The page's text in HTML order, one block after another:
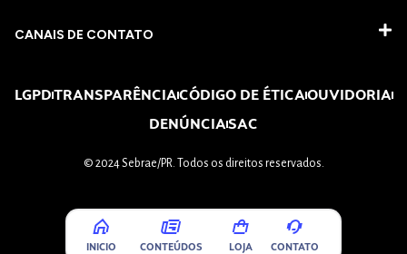
CANAIS DE CONTATO
LGPDTRANSPARÊNCIACÓDIGO DE ÉTICAOUVIDORIA
DENÚNCIASAC
© 2024 Sebrae/PR. Todos os direitos reservados.
INICIO CONTEÚDOS LOJA CONTATO